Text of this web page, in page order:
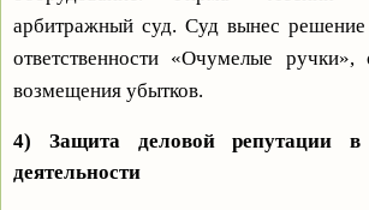
арбитражный суд. Суд вынес
ответственности «Очумелые ручки»,
возмещения убытков.
4) Защита деловой репутации в
деятельности